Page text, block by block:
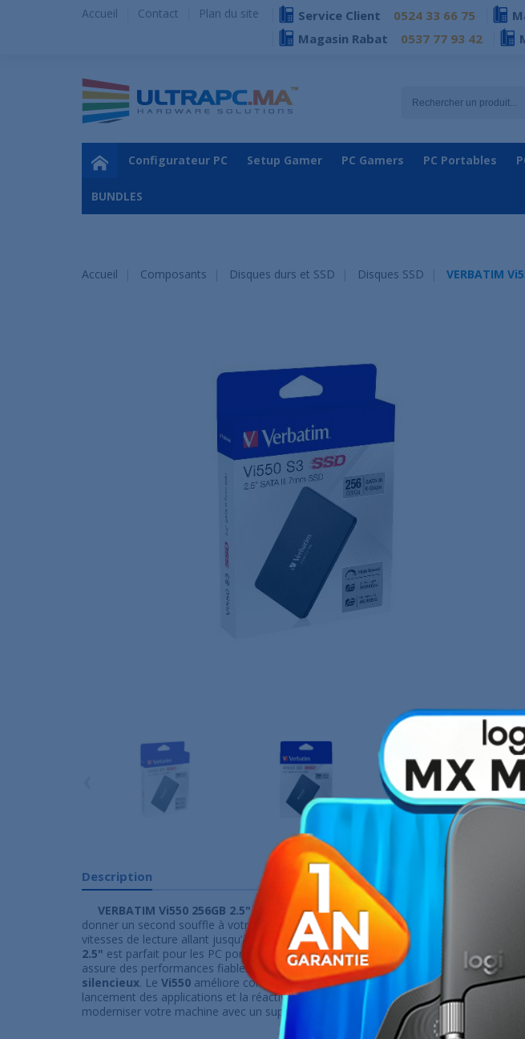
Accueil Contact Plan du site Service Client 0524 33 66 75
Magasin Rabat
0537 77 93 42
Configurateur PC Setup Gamer PC Gamers PC Portables
BUNDLES
Accueil Composants Disques durs et SSD Disques SSD VERBATIM
›
Description
VERBATIM Vi550 256GB 2.5" SSD (Réf. 023942493518)– Le
idéal pour
donner un second souffle à votre ordinateur. Avec sa capacité de
256GB
vitesses de lecture allant jusqu’à
560 Mo/sgrâce à l’interface SATA III
2.5" est parfait pour les PC portables et de bureau. Doté de la mémoire 3D NAND
assure des performances fiables, une consommation réduite et un fonctionnement
silencieux. Le Vi550 améliore considérablement les temps de démarrage, le
lancement des applications et la réactivité générale du système. Un choix sûr pour
moderniser votre machine avec un support de stockage rapide, efficace et durable.